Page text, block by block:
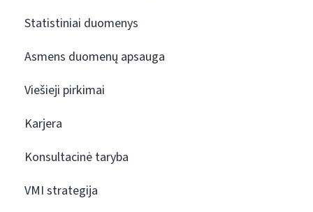
Statistiniai duomenys
Asmens duomenų apsauga
Viešieji pirkimai
Karjera
Konsultacinė taryba
VMI strategija